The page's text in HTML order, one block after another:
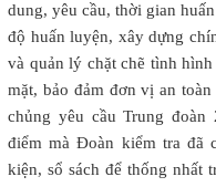
dung, yêu cầu, thời gian
độ huấn luyện, xây dựng
và quản lý chặt chẽ tình
mặt, bảo đảm đơn vị an
chủng yêu cầu Trung
điểm mà Đoàn kiểm tra đã
kiện, sổ sách để thống nhất